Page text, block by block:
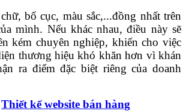
bố cục, màu sắc,...đồng nhất trên
mình. Nếu khác nhau, điều này sẽ
kém chuyên nghiệp, khiến cho việc
thương hiệu khó khăn hơn vì khán
ra điểm đặc biệt riêng của doanh
Thiết kế website bán hàng